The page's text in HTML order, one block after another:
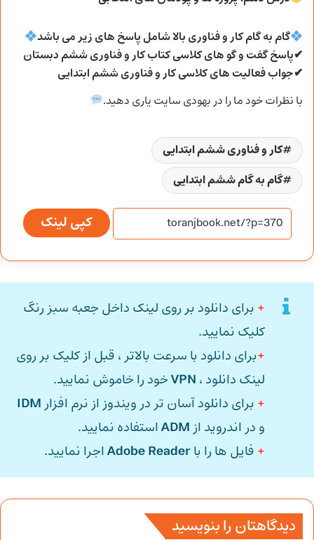
گام به گام کار و فناوری بالا شامل پاسخ های زیر می باشد
✔پاسخ گفت و گو های کلاسی کتاب کار و فناوری ششم دبستان
✔جواب فعالیت های کلاسی کار و فناوری ششم ابتدایی
با نظرات خود ما را در بهودی سایت یاری دهید.
کار و فناوری ششم ابتدایی
گام به گام ششم ابتدایی
کپی لینک
+ برای دانلود بر روی لینک داخل جعبه سبز رنگ
کلیک نمایید.
+برای دانلود با سرعت بالاتر ، قبل از کلیک بر روی
لینک دانلود ، VPNخود را خاموش نمایید.
+ برای دانلود آسان تر در ویندوز از نرم افزار IDM
و در اندروید از ADMاستفاده نمایید.
+ فایل ها را باAdobe Readerاجرا نمایید.
دیدگاهتان را بنویسید